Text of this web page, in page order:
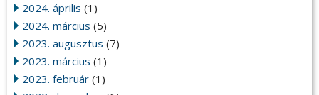
2024. április (1)
2024. március (5)
2023. augusztus (7)
2023. március (1)
2023. február (1)